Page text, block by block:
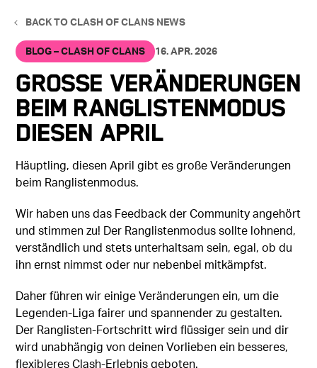
BACK TO CLASH OF CLANS NEWS
BLOG – CLASH OF CLANS 16. APR. 2026
Große Veränderungen
beim Ranglistenmodus
diesen April
Häuptling, diesen April gibt es große Veränderungen
beim Ranglistenmodus.
Wir haben uns das Feedback der Community angehört
und stimmen zu! Der Ranglistenmodus sollte lohnend,
verständlich und stets unterhaltsam sein, egal, ob du
ihn ernst nimmst oder nur nebenbei mitkämpfst.
Daher führen wir einige Veränderungen ein, um die
Legenden-Liga fairer und spannender zu gestalten.
Der Ranglisten-Fortschritt wird flüssiger sein und dir
wird unabhängig von deinen Vorlieben ein besseres,
flexibleres Clash-Erlebnis geboten.